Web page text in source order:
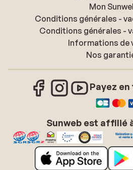
Mon
Conditions générales -
Conditions générales -
Informations de
Nos
Payez
Sunweb est affilié